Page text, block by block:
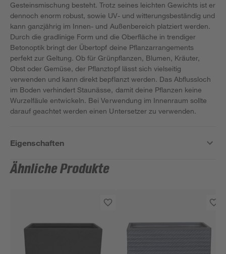
Gesteinsmischung besteht. Trotz seines leichten Gewichts ist er
dennoch enorm robust, sowie UV- und witterungsbeständig und
kann ganzjährig im Innen- und Außenbereich platziert werden.
Durch die gradlinige Form und die Oberfläche in trendiger
Betonoptik bringt der Übertopf deine Pflanzarrangements
perfekt zur Geltung. Ob für Grünpflanzen, Blumen, Kräuter,
Obst oder Gemüse, der Pflanztopf lässt sich vielseitig
verwenden und kann direkt bepflanzt werden. Das Abflussloch
im Boden verhindert Staunässe, damit deine Pflanzen keine
Wurzelfäule entwickeln. Bei Verwendung im Innenraum sollte
darauf geachtet werden einen Untersetzer zu verwenden.
Eigenschaften
Ähnliche Produkte